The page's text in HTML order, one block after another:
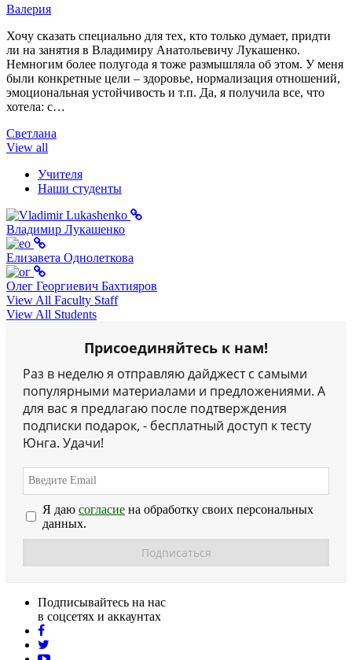
Валерия
Хочу сказать специально для тех, кто только думает, придти
ли на занятия в Владимиру Анатольевичу Лукашенко.
Немногим более полугода я тоже размышляла об этом. У меня
были конкретные цели – здоровье, нормализация отношений,
эмоциональная устойчивость и т.п. Да, я получила все, что
хотела: с…
Светлана
View all
Учителя
Наши студенты
Владимир Лукашенко
Елизавета Однолеткова
Олег Георгиевич Бахтияров
View All Faculty Staff
View All Students
Присоединяйтесь к нам!
Раз в неделю я отправляю дайджест с самыми
популярными материалами и предложениями. А
для вас я предлагаю после подтверждения
подписки подарок, - бесплатный доступ к тесту
Юнга. Удачи!
Я даю согласие на обработку своих персональных
данных.
Подписывайтесь на нас
в соцсетях и аккаунтах
facebook
youtube